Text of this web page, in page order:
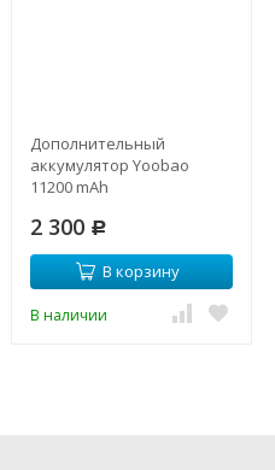
Дополнительный
аккумулятор Yoobao
11200 mAh
2 300 Р
В корзину
В наличии